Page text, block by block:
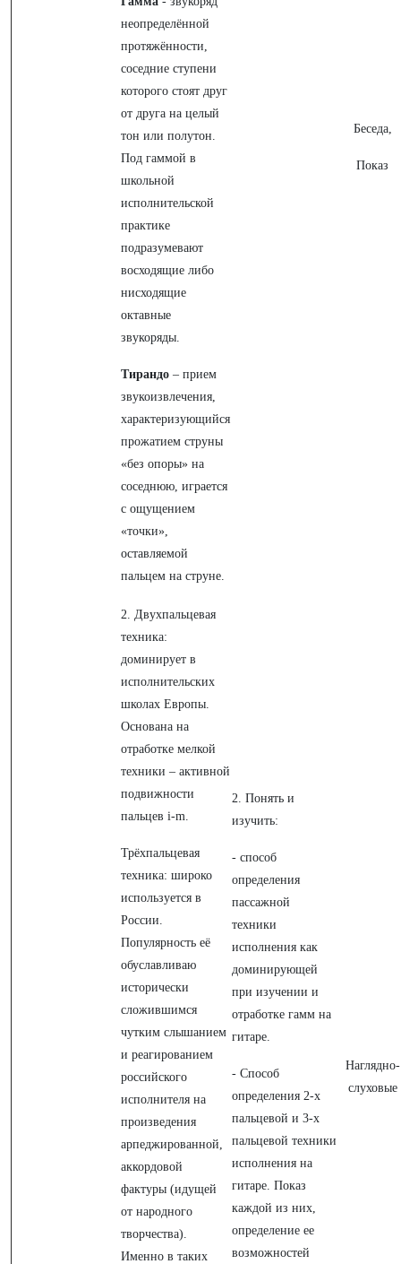
неопределённой
протяжённости,
соседние ступени
которого стоят друг
от друга на целый
тон или полутон.
Под гаммой в
школьной
исполнительской
практике
подразумевают
восходящие либо
нисходящие
октавные
звукоряды.
Тирандо – прием
звукоизвлечения,
характеризующийся
прожатием струны
«без опоры» на
соседнюю, играется
с ощущением
«точки»,
оставляемой
пальцем на струне.
Беседа,
Показ
2. Двухпальцевая
техника:
доминирует в
исполнительских
школах Европы.
Основана на
отработке мелкой
техники – активной
подвижности
пальцев i-m.
Трёхпальцевая
техника: широко
используется в
России.
Популярность её
обуславливаю
исторически
сложившимся
чутким слышанием
и реагированием
российского
исполнителя на
произведения
арпеджированной,
аккордовой
фактуры (идущей
от народного
творчества).
Именно в таких
2. Понять и
изучить:
- способ
определения
пассажной
техники
исполнения как
доминирующей
при изучении и
отработке гамм на
гитаре.
- Способ
определения 2-х
пальцевой и 3-х
пальцевой техники
исполнения на
гитаре. Показ
каждой из них,
определение ее
возможностей
Наглядно-
слуховые